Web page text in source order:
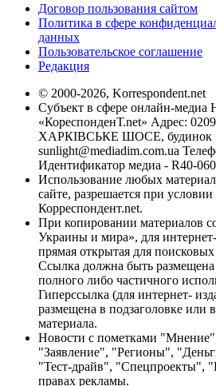
Договор пользования сайтом
Политика в сфере
данных
Пользовательское соглашение
Редакция
© 2000-2026, Korrespondent.net
Субъект в сфере онлайн-медиа
«КореспонденТ.net» Адрес:
ХАРКІВСЬКЕ ШОСЕ, будинок
sunlight@mediadim.com.ua
Идентификатор медиа - R40-
Использование любых
сайте, разрешается при
Корреспондент.net.
При копировании материалов
Украины и мира», для
прямая открытая для
Ссылка должна быть размещена
полного либо частичного
Гиперссылка (для интернет-
размещена в подзаголовке или
материала.
Новости с пометками
"Заявление", "Регионы",
"Тест-драйв", "Спецпроекты",
правах рекламы.